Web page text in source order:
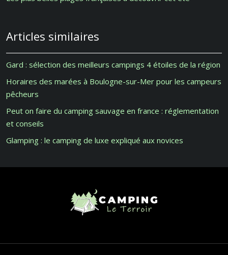
Articles similaires
Gard : sélection des meilleurs campings 4 étoiles de la région
Horaires des marées à Boulogne-sur-Mer pour les campeurs
pêcheurs
Peut on faire du camping sauvage en france : réglementation
et conseils
Glamping : le camping de luxe expliqué aux novices